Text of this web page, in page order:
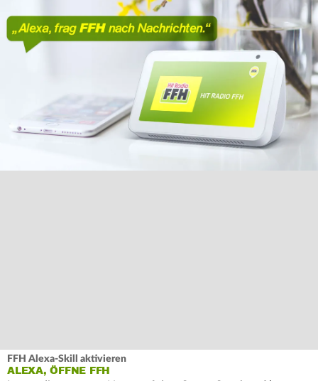
FFH Alexa-Skill aktivieren
ALEXA, ÖFFNE FFH